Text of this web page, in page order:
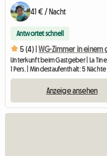
41 € / Nacht
Antwortet schnell
5 (4) |
1 Pers. | Mindestaufenthalt: 5 Nächte
Anzeige ansehen